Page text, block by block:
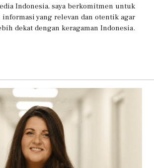
Indonesia, saya berkomitmen untuk
informasi yang relevan dan otentik agar
dekat dengan keragaman Indonesia.